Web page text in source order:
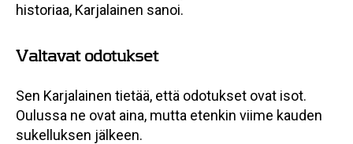
historiaa, Karjalainen sanoi.
Valtavat odotukset
Sen Karjalainen tietää, että odotukset ovat isot.
Oulussa ne ovat aina, mutta etenkin viime kauden
sukelluksen jälkeen.